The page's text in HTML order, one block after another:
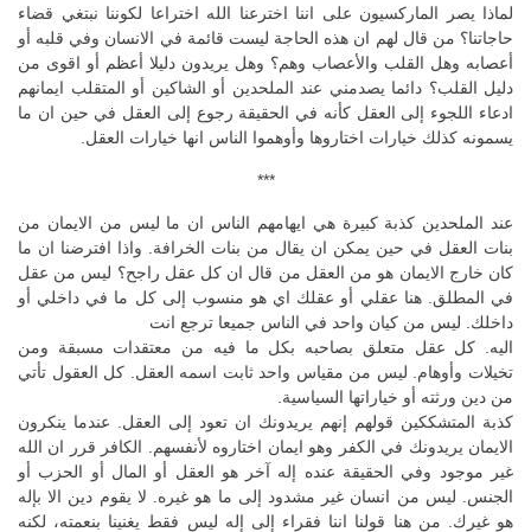
لماذا يصر الماركسيون على اننا اخترعنا الله اختراعا لكوننا نبتغي قضاء
حاجاتنا؟ من قال لهم ان هذه الحاجة ليست قائمة في الانسان وفي قلبه أو
أعصابه وهل القلب والأعصاب وهم؟ وهل يريدون دليلا أعظم أو اقوى من
دليل القلب؟ دائما يصدمني عند الملحدين أو الشاكين أو المتقلب ايمانهم
ادعاء اللجوء إلى العقل كأنه في الحقيقة رجوع إلى العقل في حين ان ما
يسمونه كذلك خيارات اختاروها وأوهموا الناس انها خيارات العقل.
***
عند الملحدين كذبة كبيرة هي ايهامهم الناس ان ما ليس من الايمان من
بنات العقل في حين يمكن ان يقال من بنات الخرافة. واذا افترضنا ان ما
كان خارج الايمان هو من العقل من قال ان كل عقل راجح؟ ليس من عقل
في المطلق. هنا عقلي أو عقلك اي هو منسوب إلى كل ما في داخلي أو
داخلك. ليس من كيان واحد في الناس جميعا ترجع انت
اليه. كل عقل متعلق بصاحبه بكل ما فيه من معتقدات مسبقة ومن
تخيلات وأوهام. ليس من مقياس واحد ثابت اسمه العقل. كل العقول تأتي
من دين ورثته أو خياراتها السياسية.
كذبة المتشككين قولهم إنهم يريدونك ان تعود إلى العقل. عندما ينكرون
الايمان يريدونك في الكفر وهو ايمان اختاروه لأنفسهم. الكافر قرر ان الله
غير موجود وفي الحقيقة عنده إله آخر هو العقل أو المال أو الحزب أو
الجنس. ليس من انسان غير مشدود إلى ما هو غيره. لا يقوم دين الا بإله
هو غيرك. من هنا قولنا اننا فقراء إلى إله ليس فقط يغنينا بنعمته، لكنه